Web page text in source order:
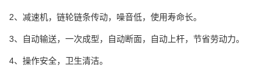
2、减速机，链轮链条传动，噪音低，使用寿命长。
3、自动输送，一次成型，自动断面，自动上杆，节省劳动力。
4、操作安全，卫生清洁。